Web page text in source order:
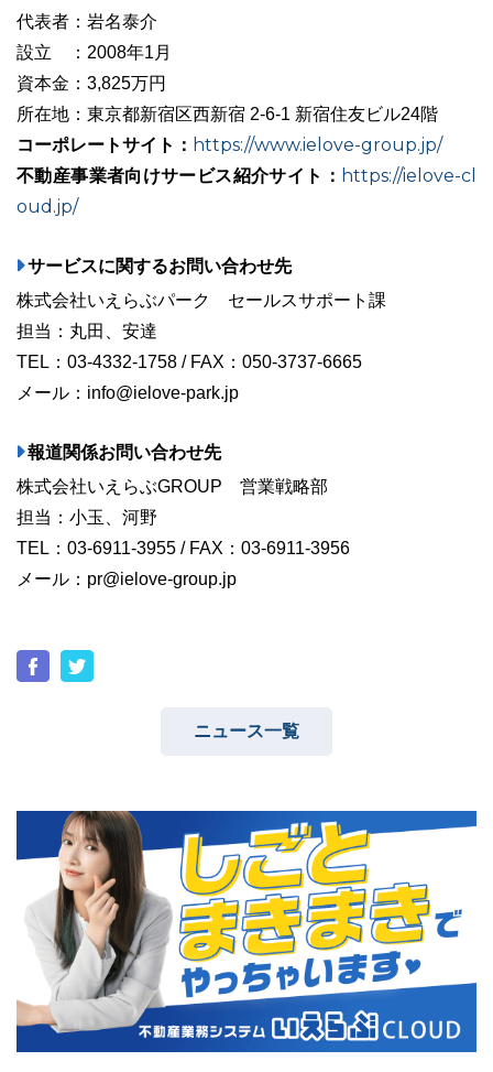
代表者：岩名泰介
設立 ：2008年1月
資本金：3,825万円
所在地：東京都新宿区西新宿 2-6-1 新宿住友ビル24階
コーポレートサイト： https://www.ielove-group.jp/
不動産事業者向けサービス紹介サイト： https://ielove-cl
oud.jp/
サービスに関するお問い合わせ先
株式会社いえらぶパーク セールスサポート課
担当：丸田、安達
TEL：03-4332-1758 / FAX：050-3737-6665
メール：info@ielove-park.jp
報道関係お問い合わせ先
株式会社いえらぶGROUP 営業戦略部
担当：小玉、河野
TEL：03-6911-3955 / FAX：03-6911-3956
メール：pr@ielove-group.jp
ニュース一覧